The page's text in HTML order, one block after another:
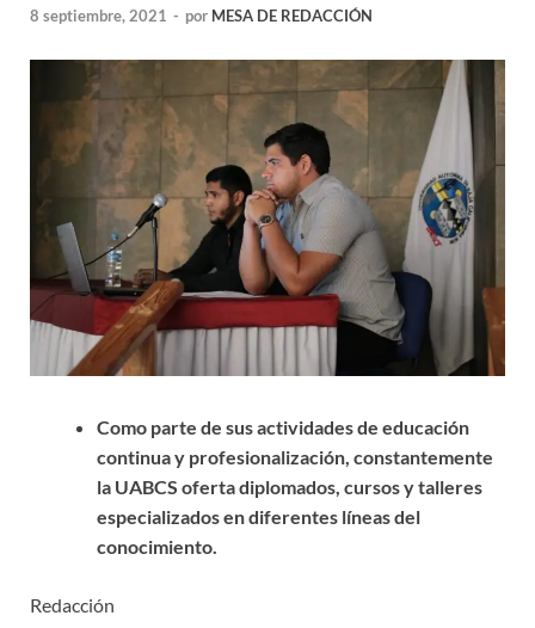
8 septiembre, 2021 - por MESA DE REDACCIÓN
Como parte de sus actividades de educación
continua y profesionalización, constantemente
la UABCS oferta diplomados, cursos y talleres
especializados en diferentes líneas del
conocimiento.
Redacción